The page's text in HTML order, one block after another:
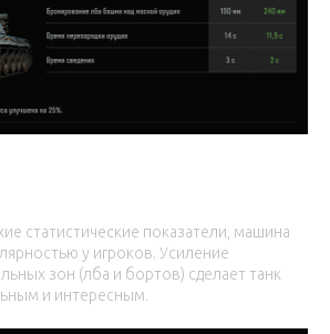
статистические показатели, машина
у игроков. Усиление
зон (лба и бортов) сделает танк
и интересным.